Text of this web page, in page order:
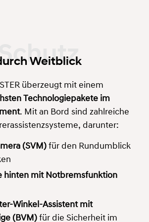
Weitblick
überzeugt mit einem
Technologiepakete im
. Mit an Bord sind zahlreiche
darunter:
(SVM) für den Rundumblick
hinten mit Notbremsfunktion
Winkel-Assistent mit
(BVM) für die Sicherheit im